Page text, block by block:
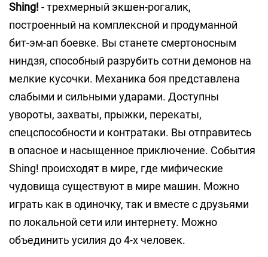
Shing! - трехмерный экшен-рогалик,
построенный на комплексной и продуманной
бит-эм-ап боевке. Вы станете смертоносным
ниндзя, способный разрубить сотни демонов на
мелкие кусочки. Механика боя представлена
слабыми и сильными ударами. Доступны
увороты, захваты, прыжки, перекаты,
спецспособности и контратаки. Вы отправитесь
в опасное и насыщенное приключение. События
Shing! происходят в мире, где мифические
чудовища существуют в мире машин. Можно
играть как в одиночку, так и вместе с друзьями
по локальной сети или интернету. Можно
объединить усилия до 4-х человек.